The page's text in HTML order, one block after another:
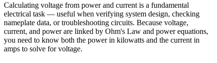
Calculating voltage from power and current is a fundamental
electrical task — useful when verifying system design, checking
nameplate data, or troubleshooting circuits. Because voltage,
current, and power are linked by Ohm's Law and power equations,
you need to know both the power in kilowatts and the current in
amps to solve for voltage.